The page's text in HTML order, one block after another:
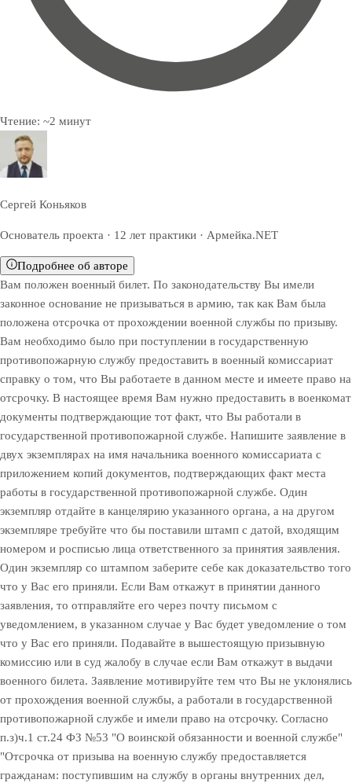
Чтение: ~2 минут
Сергей Коньяков
Основатель проекта · 12 лет практики · Армейка.NET
Подробнее об авторе
Вам положен военный билет. По законодательству Вы имели
законное основание не призываться в армию, так как Вам была
положена отсрочка от прохождении военной службы по призыву.
Вам необходимо было при поступлении в государственную
противопожарную службу предоставить в военный комиссариат
справку о том, что Вы работаете в данном месте и имеете право на
отсрочку. В настоящее время Вам нужно предоставить в военкомат
документы подтверждающие тот факт, что Вы работали в
государственной противопожарной службе. Напишите заявление в
двух экземплярах на имя начальника военного комиссариата с
приложением копий документов, подтверждающих факт места
работы в государственной противопожарной службе. Один
экземпляр отдайте в канцелярию указанного органа, а на другом
экземпляре требуйте что бы поставили штамп с датой, входящим
номером и росписью лица ответственного за принятия заявления.
Один экземпляр со штампом заберите себе как доказательство того
что у Вас его приняли. Если Вам откажут в принятии данного
заявления, то отправляйте его через почту письмом с
уведомлением, в указанном случае у Вас будет уведомление о том
что у Вас его приняли. Подавайте в вышестоящую призывную
комиссию или в суд жалобу в случае если Вам откажут в выдачи
военного билета. Заявление мотивируйте тем что Вы не уклонялись
от прохождения военной службы, а работали в государственной
противопожарной службе и имели право на отсрочку. Согласно
п.з)ч.1 ст.24 ФЗ №53 "О воинской обязанности и военной службе"
"Отсрочка от призыва на военную службу предоставляется
гражданам: поступившим на службу в органы внутренних дел,